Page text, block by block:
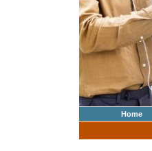
Home